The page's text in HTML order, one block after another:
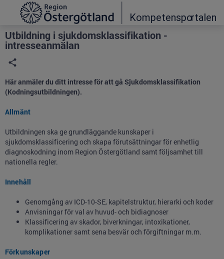
Grade
Portal
Utbildning i sjukdomsklassifikation -
intresseanmälan
Här anmäler du ditt intresse för att gå Sjukdomsklassifikation
(Kodningsutbildningen).
Allmänt
Utbildningen ska ge grundläggande kunskaper i
sjukdomsklassificering och skapa förutsättningar för enhetlig
diagnoskodning inom Region Östergötland samt följsamhet till
nationella regler.
Innehåll
Genomgång av ICD-10-SE, kapitelstruktur, hierarki och koder
Anvisningar för val av huvud- och bidiagnoser
Klassificering av skador, biverkningar, intoxikationer,
komplikationer samt sena besvär och förgiftningar m.m.
Förkunskaper